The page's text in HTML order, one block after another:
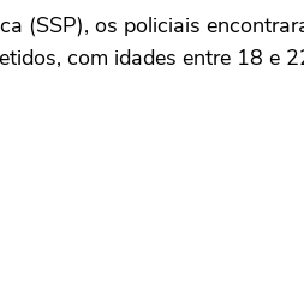
(SSP), os policiais
com idades entre 18 e